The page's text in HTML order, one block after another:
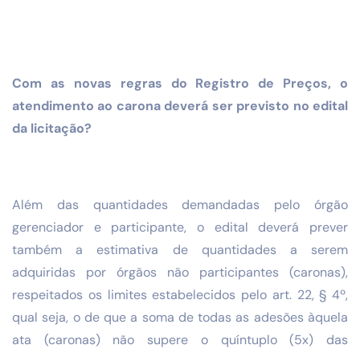
Com as novas regras do Registro de Preços, o
atendimento ao carona deverá ser previsto no edital
da licitação?
Além das quantidades demandadas pelo órgão
gerenciador e participante, o edital deverá prever
também a estimativa de quantidades a serem
adquiridas por órgãos não participantes (caronas),
respeitados os limites estabelecidos pelo art. 22, § 4º,
qual seja, o de que a soma de todas as adesões àquela
ata (caronas) não supere o quíntuplo (5x) das